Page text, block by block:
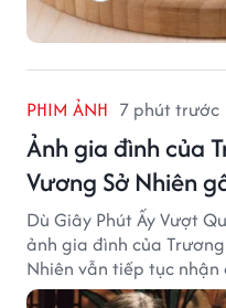
PHIM ẢNH 7 phút trước
Ảnh gia đình của
Vương Sở Nhiên
Dù Giây Phút Ấy Vượt
ảnh gia đình của
Nhiên vẫn tiếp tục
giả.